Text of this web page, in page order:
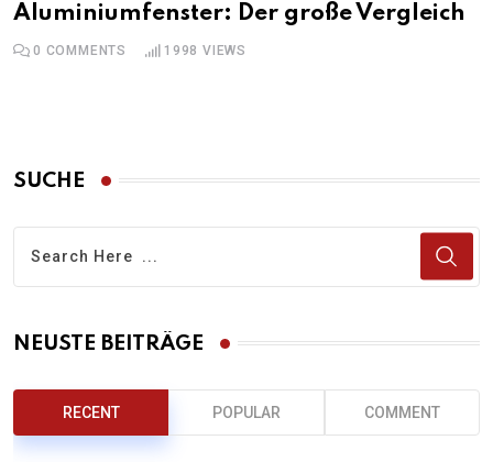
Aluminiumfenster: Der große Vergleich
0 COMMENTS 1998 VIEWS
SUCHE
NEUSTE BEITRÄGE
RECENT POPULAR COMMENT